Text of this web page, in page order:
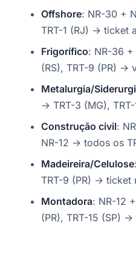
Offshore: NR-30 +
TRT-1 (RJ) → ticket
Frigorífico: NR-36
(RS), TRT-9 (PR) →
Metalurgia/
→ TRT-3 (MG),
Construção civil:
NR-12 → todos os
Madeireira/Celulose
TRT-9 (PR) → ticket
Montadora: NR-12
(PR), TRT-15 (SP)